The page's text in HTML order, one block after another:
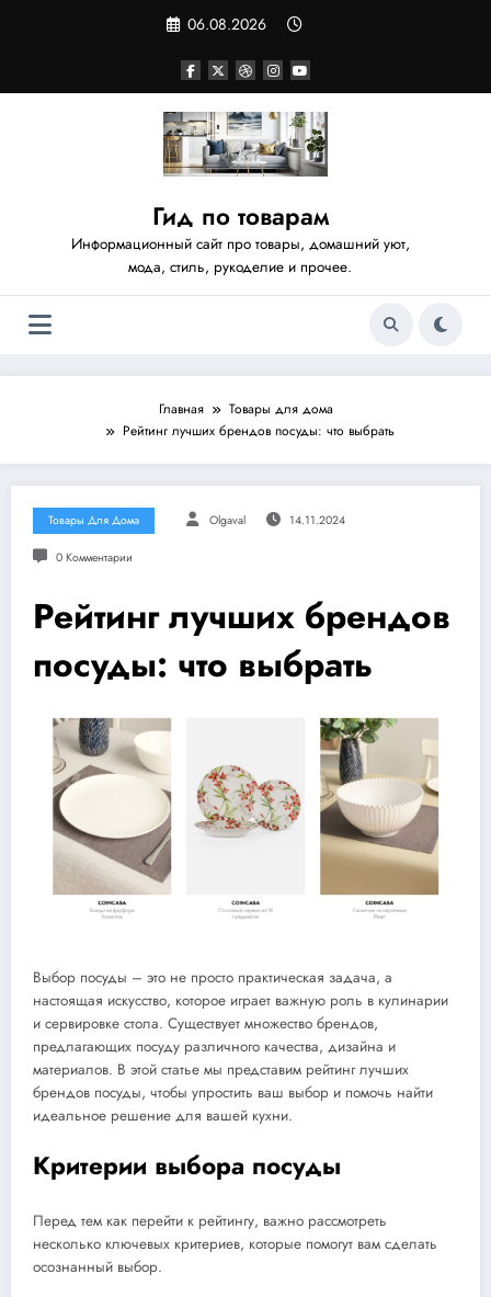
06.08.2026
Гид по товарам
Информационный сайт про товары, домашний уют,
мода, стиль, рукоделие и прочее.
Главная
Товары для дома
Рейтинг лучших брендов посуды: что выбрать
Товары Для Дома Olgaval 14.11.2024
0 Комментарии
Рейтинг лучших брендов
посуды: что выбрать
Выбор посуды – это не просто практическая задача, а
настоящая искусство, которое играет важную роль в кулинарии
и сервировке стола. Существует множество брендов,
предлагающих посуду различного качества, дизайна и
материалов. В этой статье мы представим рейтинг лучших
брендов посуды, чтобы упростить ваш выбор и помочь найти
идеальное решение для вашей кухни.
Критерии выбора посуды
Перед тем как перейти к рейтингу, важно рассмотреть
несколько ключевых критериев, которые помогут вам сделать
осознанный выбор.